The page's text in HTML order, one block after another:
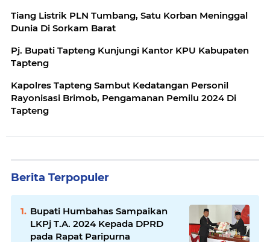
Tiang Listrik PLN Tumbang, Satu Korban Meninggal
Dunia Di Sorkam Barat
Pj. Bupati Tapteng Kunjungi Kantor KPU Kabupaten
Tapteng
Kapolres Tapteng Sambut Kedatangan Personil
Rayonisasi Brimob, Pengamanan Pemilu 2024 Di
Tapteng
Berita Terpopuler
Bupati Humbahas Sampaikan
LKPj T.A. 2024 Kepada DPRD
pada Rapat Paripurna